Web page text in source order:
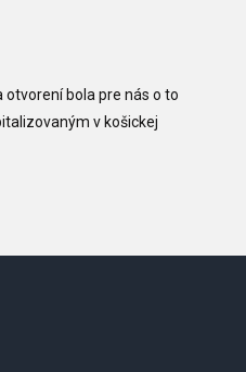
bola pre nás o to
v košickej